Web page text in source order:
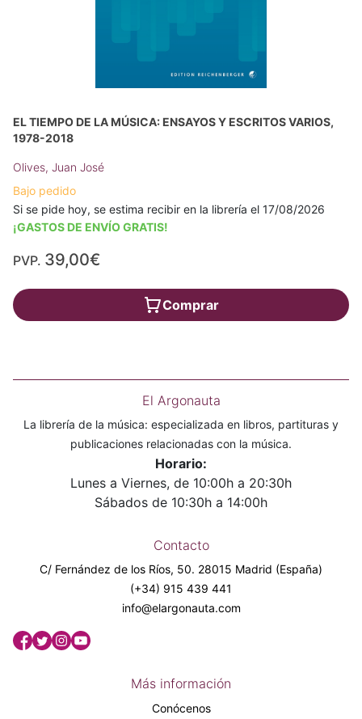
EL TIEMPO DE LA MÚSICA: ENSAYOS Y ESCRITOS VARIOS,
1978-2018
Olives, Juan José
Bajo pedido
Si se pide hoy, se estima recibir en la librería el 17/08/2026
¡GASTOS DE ENVÍO GRATIS!
PVP. 39,00€
Comprar
El Argonauta
La librería de la música: especializada en libros, partituras y
publicaciones relacionadas con la música.
Horario:
Lunes a Viernes, de 10:00h a 20:30h
Sábados de 10:30h a 14:00h
Contacto
C/ Fernández de los Ríos, 50. 28015 Madrid (España)
(+34) 915 439 441
info@elargonauta.com
Más información
Conócenos